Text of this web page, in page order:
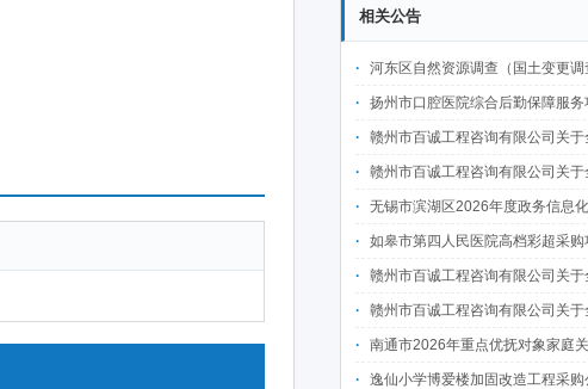
相关公告
河东区自然资源调查（国土变更调查及林草湿监测调查、城市国土空间监测）项
扬州市口腔医院综合后勤保障服务项目采
赣州市百诚工程咨询有限公司关于全南县教育体育局全南县高级职业技术学校整体迁建南校区实训基地项目二次装修及设备采购项目-健身器材（国内货物）分散采购项目（项目编号：GZBC2026-QN-X001品目二）的（不见面
赣州市百诚工程咨询有限公司关于全南县教育体育局全南县高级职业技术学校整体迁建南校区实训基地项目二次装修及设备采购项目-音频设备（国内货物）分散采购项目（项目编号：GZBC2026-QN-X001品目三）的（不见面
无锡市滨湖区2026年度政务信息化统一运维项目
如皋市第四人民医院高档彩超采购项目采
赣州市百诚工程咨询有限公司关于全南县教育体育局全南县高级职业技术学校整体迁建南校区实训基地项目二次装修及设备采购项目-家电（国内货物）分散采购项目（项目编号：GZBC2026-QN-X001品目四）的（不见面
赣州市百诚工程咨询有限公司关于全南县教育体育局全南县高级职业技术学校整体迁建南校区实训基地项目二次装修及设备采购项目-监控设备（国内货物）分散采购项目（项目编号：GZBC2026-QN-X001品目五）的（不见面
南通市2026年重点优抚对象家庭关爱宜居工程施工项目
逸仙小学博爱楼加固改造工程采购